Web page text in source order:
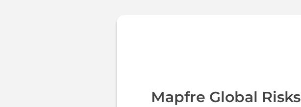
Mapfre Global Risks